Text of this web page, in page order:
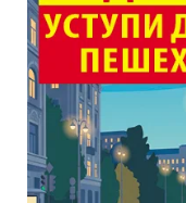
Нижегородская
лидеров научно-
17:10
Специальный концерт
балконов» пройдет в
15 августа
17:06